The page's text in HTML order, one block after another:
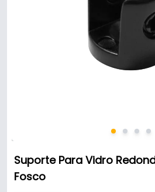
Suporte Para Vidro
Fosco